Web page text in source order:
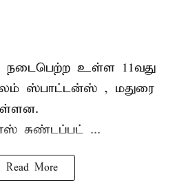
நடைபெற்ற உள்ள 11வது
ஸ்பாட்டன்ஸ் , மதுரை
சுண்டப்பட் ...
Read More